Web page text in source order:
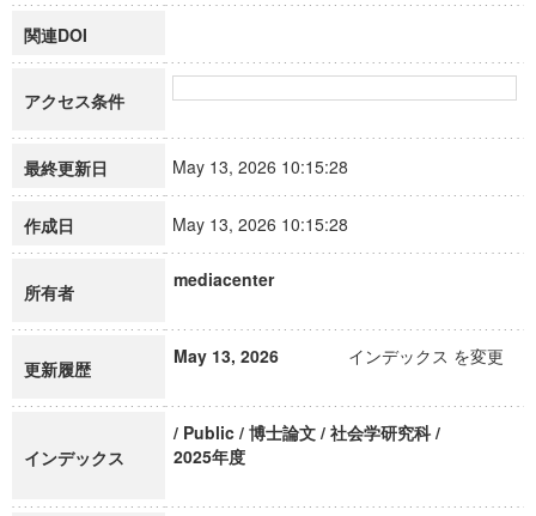
関連DOI
アクセス条件
最終更新日 May 13, 2026 10:15:28
作成日 May 13, 2026 10:15:28
所有者
mediacenter
更新履歴
May 13, 2026 インデックス を変更
インデックス
/ Public / 博士論文 / 社会学研究科 /
2025年度